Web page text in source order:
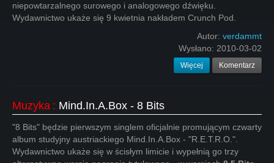
niepowtarzalnego surowego i analogowego dźwięku.
Wydawnictwo ukaże się 9 kwietnia nakładem Crunch Pod.
Autor: verdammt
Wysłano: 2010-03-02
Więcej Komentarz
Muzyka : Mind.In.A.Box - 8 Bits
"8 Bits" będzie pierwszym singlem oficjalnie promującym czwarty
album studyjny austriackiego Mind.In.A.Box - "R.E.T.R.O.".
Wydawnictwo ukaże się w ścisłym limicie i wypełnią go trzy